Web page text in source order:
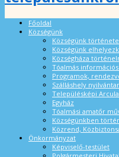
Főoldal
Községünk
Községünk története
Községünk
Községháza
Tóalmás
Programok,
Szálláshely
Településképi
Egyház
Tóalmási amatőr
Községünkben
Közrend,
Önkormányzat
Képviselő-testület